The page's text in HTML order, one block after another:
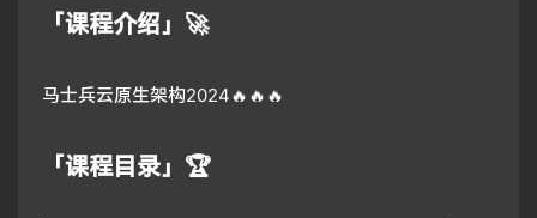
「课程介绍」🚀
马士兵云原生架构2024🔥🔥🔥
「课程目录」🏆